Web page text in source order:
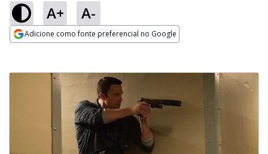
A+ A-
Adicione como fonte preferencial no Google